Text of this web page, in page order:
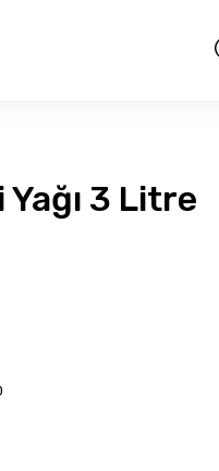
3 Litre